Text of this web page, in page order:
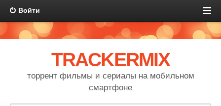
Войти
TRACKERMIX
торрент фильмы и сериалы на мобильном
смартфоне